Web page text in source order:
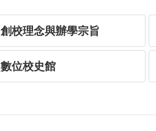
創校理念與辦學宗旨
數位校史館